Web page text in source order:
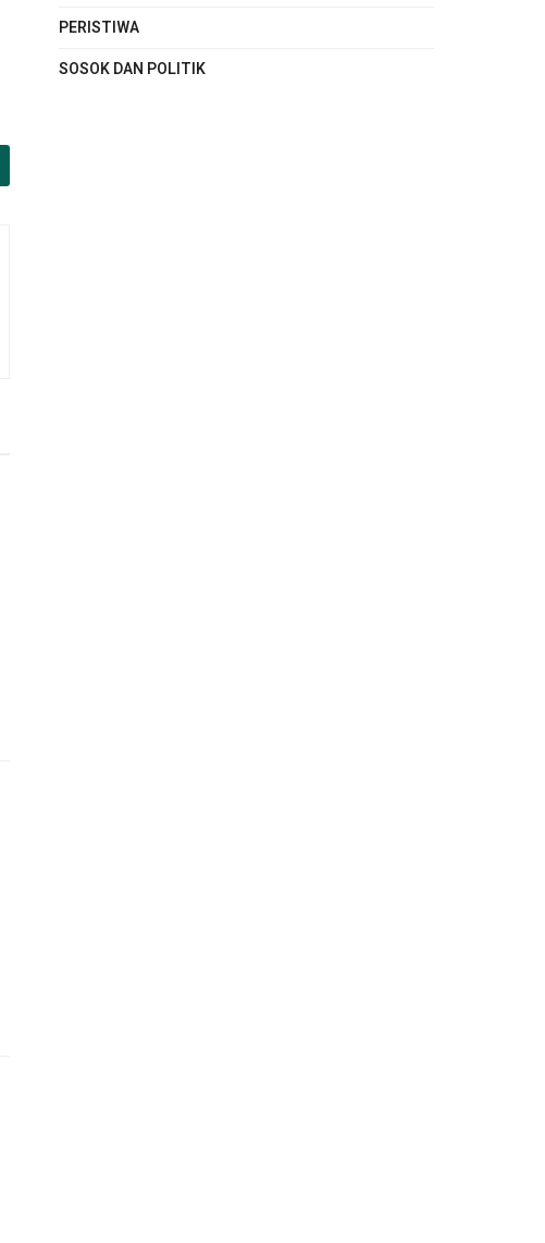
PERISTIWA
SOSOK DAN POLITIK